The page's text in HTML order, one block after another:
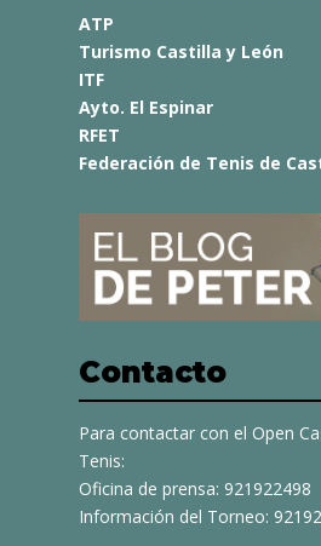
ATP
Turismo Castilla y León
ITF
Ayto. El Espinar
RFET
Federación de Tenis de
Contacto
Para contactar con el Open
Tenis:
Oficina de prensa: 921922498
Información del Torneo: